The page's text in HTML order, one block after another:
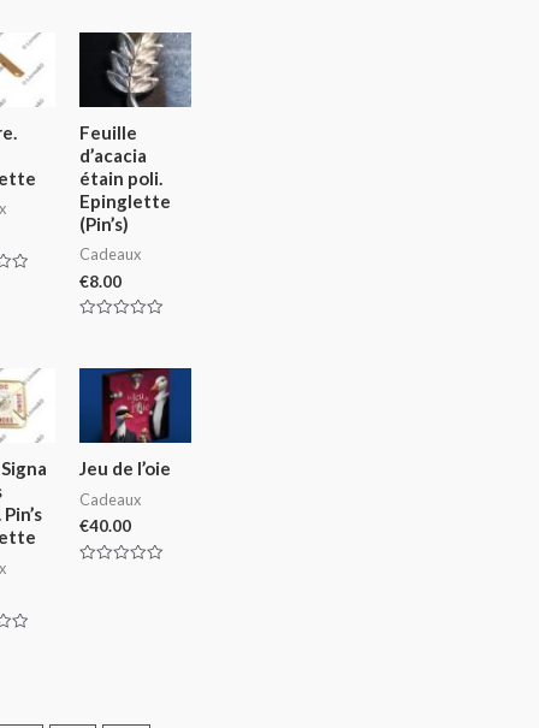
of
Feuille
d’acacia
étain poli.
Epinglette
(Pin’s)
Cadeaux
€8.00
of
Jeu de l’oie
Cadeaux
€40.00